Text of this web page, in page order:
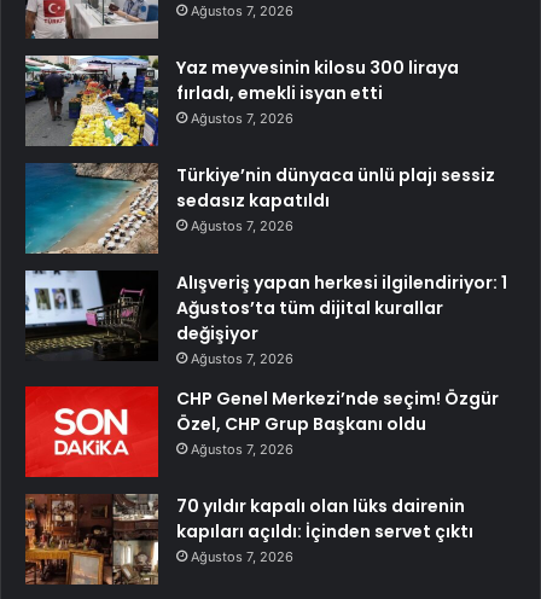
Ağustos 7, 2026
Yaz meyvesinin kilosu 300 liraya
fırladı, emekli isyan etti
Ağustos 7, 2026
Türkiye’nin dünyaca ünlü plajı sessiz
sedasız kapatıldı
Ağustos 7, 2026
Alışveriş yapan herkesi ilgilendiriyor: 1
Ağustos’ta tüm dijital kurallar
değişiyor
Ağustos 7, 2026
CHP Genel Merkezi’nde seçim! Özgür
Özel, CHP Grup Başkanı oldu
Ağustos 7, 2026
70 yıldır kapalı olan lüks dairenin
kapıları açıldı: İçinden servet çıktı
Ağustos 7, 2026